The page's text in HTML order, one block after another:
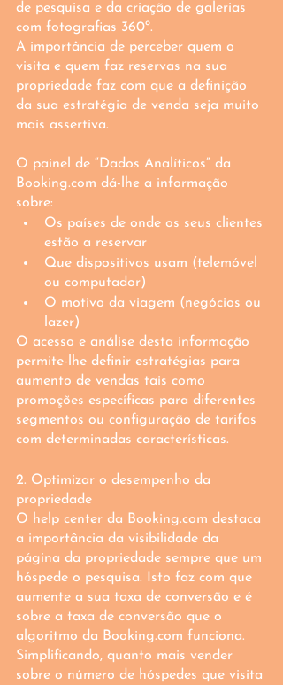
de pesquisa e da criação de galerias
com fotografias 360º.
A importância de perceber quem o
visita e quem faz reservas na sua
propriedade faz com que a definição
da sua estratégia de venda seja muito
mais assertiva.
O painel de “Dados Analíticos” da
Booking.com dá-lhe a informação
sobre:
Os países de onde os seus clientes
estão a reservar
Que dispositivos usam (telemóvel
ou computador)
O motivo da viagem (negócios ou
lazer)
O acesso e análise desta informação
permite-lhe definir estratégias para
aumento de vendas tais como
promoções específicas para diferentes
segmentos ou configuração de tarifas
com determinadas características.
2. Optimizar o desempenho da
propriedade
O help center da Booking.com destaca
a importância da visibilidade da
página da propriedade sempre que um
hóspede o pesquisa. Isto faz com que
aumente a sua taxa de conversão e é
sobre a taxa de conversão que o
algoritmo da Booking.com funciona.
Simplificando, quanto mais vender
sobre o número de hóspedes que visita